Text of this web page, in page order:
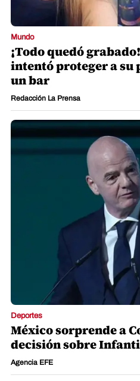
Mundo
¡Todo quedó
intentó proteger a su
un bar
Redacción La Prensa
Deportes
México sorprende a
decisión sobre
Agencia EFE